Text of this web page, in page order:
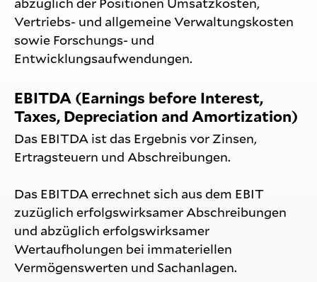
Vertriebs- und allgemeine Verwaltungskosten
sowie Forschungs- und
Entwicklungsaufwendungen.
EBITDA (Earnings before Interest,
Taxes, Depreciation and Amortization)
Das EBITDA ist das Ergebnis vor Zinsen,
Ertragsteuern und Abschreibungen.
Das EBITDA errechnet sich aus dem EBIT
zuzüglich erfolgswirksamer Abschreibungen
und abzüglich erfolgswirksamer
Wertaufholungen bei immateriellen
Vermögenswerten und Sachanlagen.